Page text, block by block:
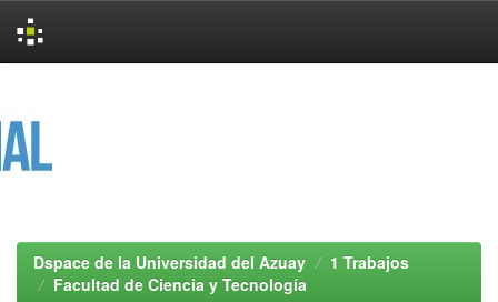
Dspace de la Universidad del Azuay
1 Trabajos
Facultad de Ciencia y Tecnología